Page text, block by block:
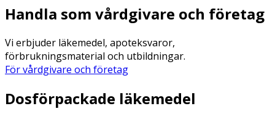
Handla som vårdgivare och företag
Vi erbjuder läkemedel, apoteksvaror,
förbrukningsmaterial och utbildningar.
För vårdgivare och företag
Dosförpackade läkemedel